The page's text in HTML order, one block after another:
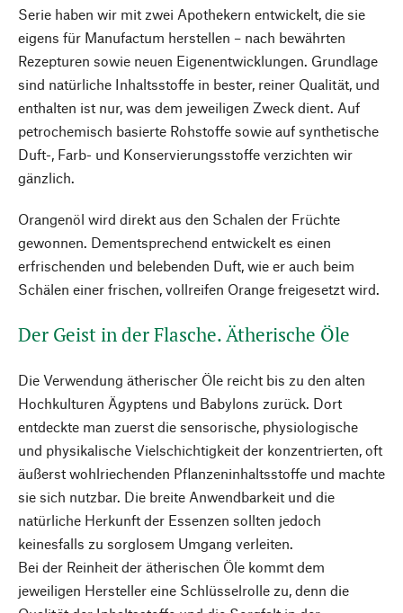
Serie haben wir mit zwei Apothekern entwickelt, die sie
eigens für Manufactum herstellen – nach bewährten
Rezepturen sowie neuen Eigenentwicklungen. Grundlage
sind natürliche Inhaltsstoffe in bester, reiner Qualität, und
enthalten ist nur, was dem jeweiligen Zweck dient. Auf
petrochemisch basierte Rohstoffe sowie auf synthetische
Duft-, Farb- und Konservierungsstoffe verzichten wir
gänzlich.
Orangenöl wird direkt aus den Schalen der Früchte
gewonnen. Dementsprechend entwickelt es einen
erfrischenden und belebenden Duft, wie er auch beim
Schälen einer frischen, vollreifen Orange freigesetzt wird.
Der Geist in der Flasche. Ätherische Öle
Die Verwendung ätherischer Öle reicht bis zu den alten
Hochkulturen Ägyptens und Babylons zurück. Dort
entdeckte man zuerst die sensorische, physiologische
und physikalische Vielschichtigkeit der konzentrierten, oft
äußerst wohlriechenden Pflanzeninhaltsstoffe und machte
sie sich nutzbar. Die breite Anwendbarkeit und die
natürliche Herkunft der Essenzen sollten jedoch
keinesfalls zu sorglosem Umgang verleiten.
Bei der Reinheit der ätherischen Öle kommt dem
jeweiligen Hersteller eine Schlüsselrolle zu, denn die